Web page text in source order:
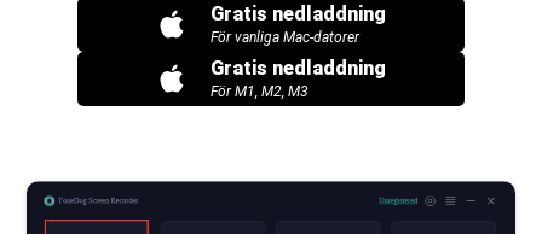
Gratis nedladdning
För vanliga Mac-datorer
Gratis nedladdning
För M1, M2, M3